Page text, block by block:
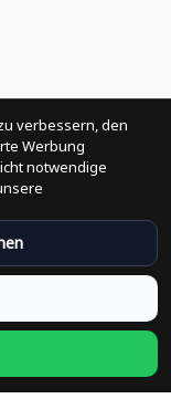
verbessern, den
Werbung
notwendige